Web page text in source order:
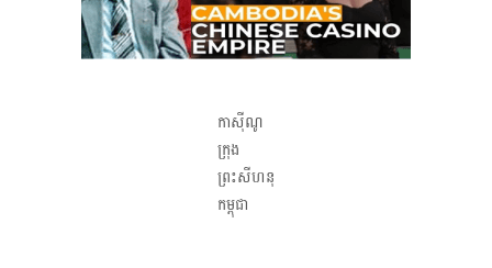
កាស៊ីណូ
ក្រុង
ព្រះសីហនុ
កម្ពុជា